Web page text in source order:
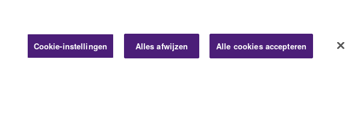
Cookie-instellingen Alles afwijzen Alle cookies accepteren